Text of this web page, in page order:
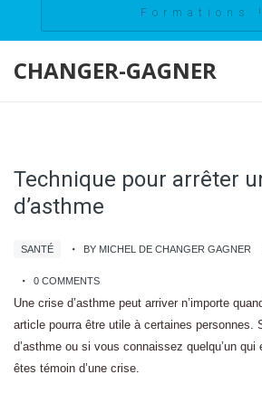
Formations !
CHANGER-GAGNER
Technique pour arrêter
d’asthme
SANTÉ BY MICHEL DE CHANGER GAGNER
0 COMMENTS
Une crise d’asthme peut arriver n’importe
article pourra être utile à certaines personnes.
d’asthme ou si vous connaissez quelqu’un
êtes témoin d’une crise.